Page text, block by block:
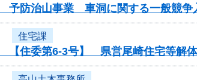
予防治山事業 車洞に関する一般競争
住宅課
【住委第6-3号】 県営尾崎住宅等解